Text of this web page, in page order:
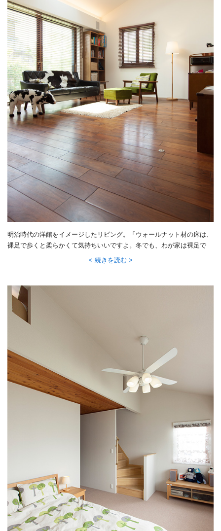
明治時代の洋館をイメージしたリビング。「ウォールナット材の床は、
裸足で歩くと柔らかくて気持ちいいですよ。冬でも、わが家は裸足で
す」と笑うO様。奥の窓からは駐車場が見えるので、帰宅すると息子さ
続きを読む